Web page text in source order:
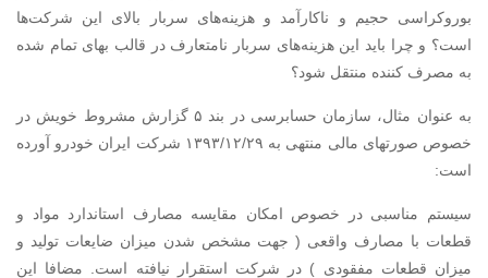
بوروکراسی حجیم و ناکارآمد و هزینه‌های سربار بالای این شرکت‌ها
است؟ و چرا باید این هزینه‌های سربار نامتعارف در قالب بهای تمام شده
به مصرف کننده منتقل شود؟
به عنوان مثال، سازمان حسابرسی در بند ۵ گزارش مشروط خویش در
خصوص صورتهای مالی منتهی به ۱۳۹۳/۱۲/۲۹ شرکت ایران خودرو آورده
است:
سیستم مناسبی در خصوص امکان مقایسه مصارف استاندارد مواد و
قطعات با مصارف واقعی ( جهت مشخص شدن میزان ضایعات تولید و
میزان قطعات مفقودی ) در شرکت استقرار نیافته است. مضافا این